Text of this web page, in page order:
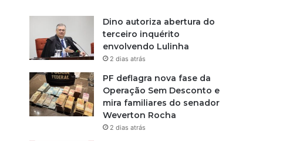
Dino autoriza abertura do
terceiro inquérito
envolvendo Lulinha
2 dias atrás
PF deflagra nova fase da
Operação Sem Desconto e
mira familiares do senador
Weverton Rocha
2 dias atrás